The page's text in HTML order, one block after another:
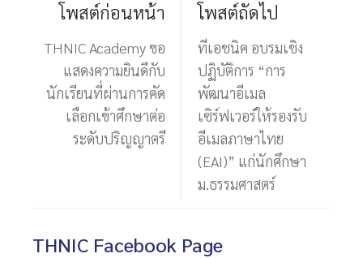
โพสต์ก่อนหน้า
THNIC Academy ขอ
แสดงความยินดีกับ
นักเรียนที่ผ่านการคัด
เลือกเข้าศึกษาต่อ
ระดับปริญญาตรี
โพสต์ถัดไป
ทีเอชนิค อบรมเชิง
ปฏิบัติการ “การ
พัฒนาอีเมล
เซิร์ฟเวอร์ให้รองรับ
อีเมลภาษาไทย
(EAI)” แก่นักศึกษา
ม.ธรรมศาสตร์
THNIC Facebook Page